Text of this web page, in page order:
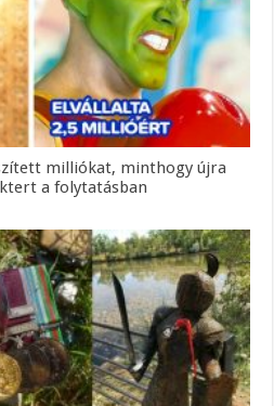
milliókat, minthogy újra
a folytatásban